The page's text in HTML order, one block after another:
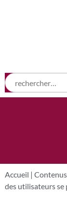
Accueil |
des utilisateurs